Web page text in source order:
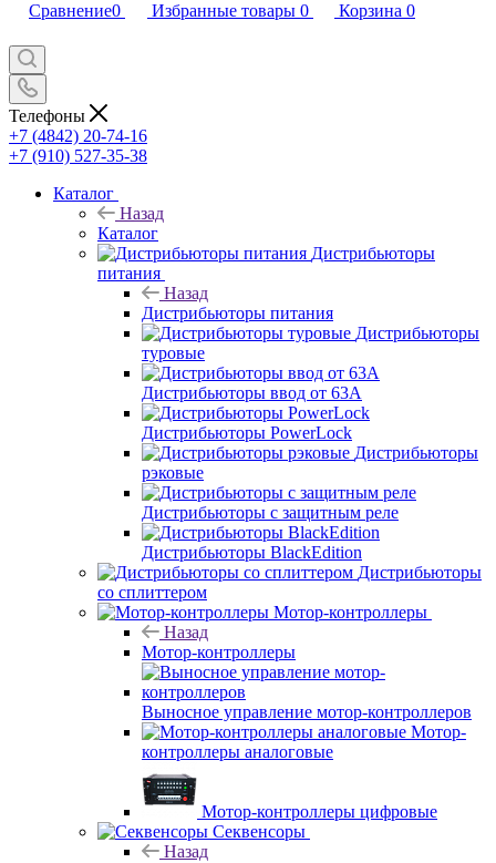
Сравнение0 Избранные товары 0 Корзина 0
Телефоны
+7 (4842) 20-74-16
+7 (910) 527-35-38
Каталог
Назад
Каталог
Дистрибьюторы
питания
Назад
Дистрибьюторы питания
Дистрибьюторы
туровые
Дистрибьюторы ввод от 63A
Дистрибьюторы PowerLock
Дистрибьюторы
рэковые
Дистрибьюторы с защитным реле
Дистрибьюторы BlackEdition
Дистрибьюторы
со сплиттером
Мотор-контроллеры
Назад
Мотор-контроллеры
Выносное управление мотор-контроллеров
Мотор-
контроллеры аналоговые
Мотор-контроллеры цифровые
Секвенсоры
Назад